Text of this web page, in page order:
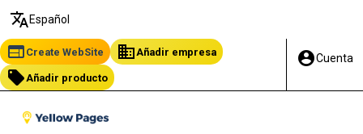
translate Español
web Create WebSite business Añadir empresa
local_offer Añadir producto
account_circleCuenta